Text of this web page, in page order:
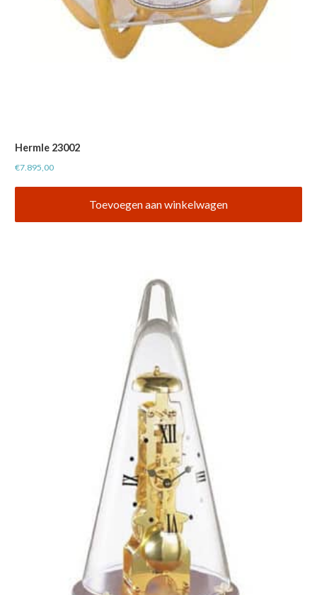
Hermle 23002
€7.895,00
Toevoegen aan winkelwagen